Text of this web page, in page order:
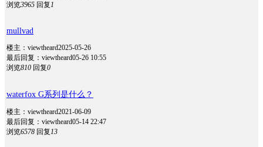
浏览3965 回复1
mullvad
楼主：viewtheard2025-05-26
最后回复：viewtheard05-26 10:55
浏览810 回复0
waterfox G系列是什么？
楼主：viewtheard2021-06-09
最后回复：viewtheard05-14 22:47
浏览6578 回复13